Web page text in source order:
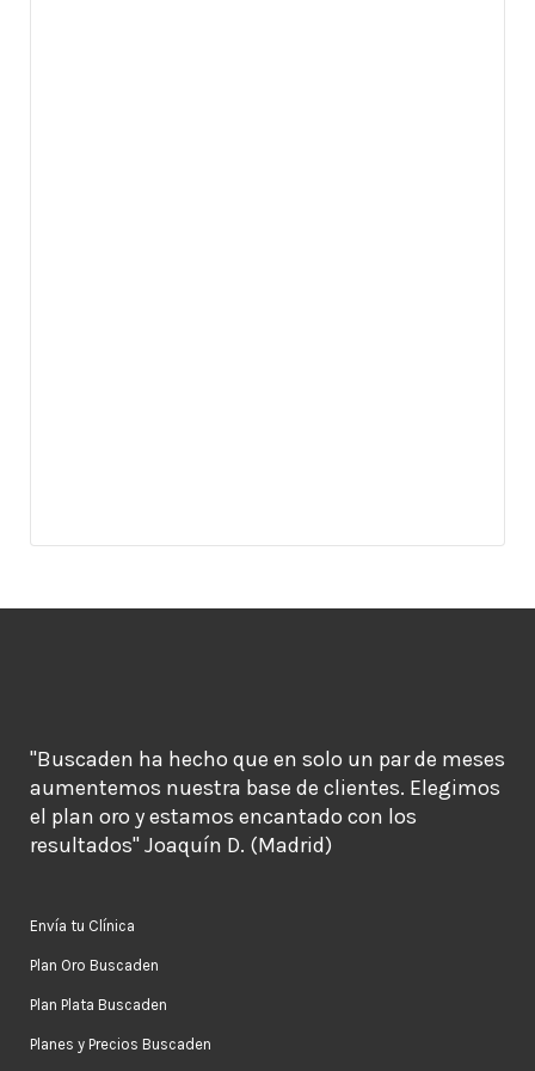
"Buscaden ha hecho que en solo un par de meses
aumentemos nuestra base de clientes. Elegimos
el plan oro y estamos encantado con los
resultados" Joaquín D. (Madrid)
Envía tu Clínica
Plan Oro Buscaden
Plan Plata Buscaden
Planes y Precios Buscaden